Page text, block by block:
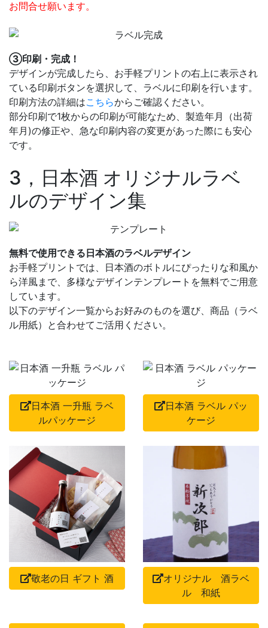
お問合せ願います。
③印刷・完成！
デザインが完成したら、お手軽プリントの右上に表示され
ている印刷ボタンを選択して、ラベルに印刷を行います。
印刷方法の詳細はこちらからご確認ください。
部分印刷で1枚からの印刷が可能なため、製造年月（出荷
年月)の修正や、急な印刷内容の変更があった際にも安心
です。
3，日本酒 オリジナルラベ
ルのデザイン集
無料で使用できる日本酒のラベルデザイン
お手軽プリントでは、日本酒のボトルにぴったりな和風か
ら洋風まで、多様なデザインテンプレートを無料でご用意
しています。
以下のデザイン一覧からお好みのものを選び、商品（ラベ
ル用紙）と合わせてご活用ください。
日本酒 一升瓶 ラベ
ルパッケージ
日本酒 ラベル パッ
ケージ
敬老の日 ギフト 酒
オリジナル 酒ラベ
ル 和紙